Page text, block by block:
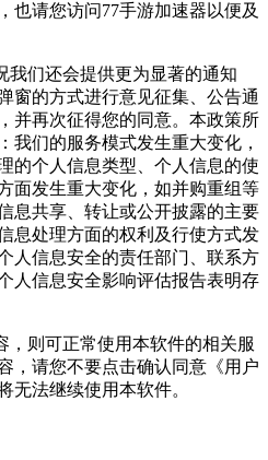
也请您访问77手游加速器以便及
我们还会提供更为显著的通知
窗的方式进行意见征集、公告通
并再次征得您的同意。本政策所
我们的服务模式发生重大变化，
的个人信息类型、个人信息的使
面发生重大变化，如并购重组等
息共享、转让或公开披露的主要
息处理方面的权利及行使方式发
人信息安全的责任部门、联系方
人信息安全影响评估报告表明存
，则可正常使用本软件的相关服
，请您不要点击确认同意《用户
无法继续使用本软件。